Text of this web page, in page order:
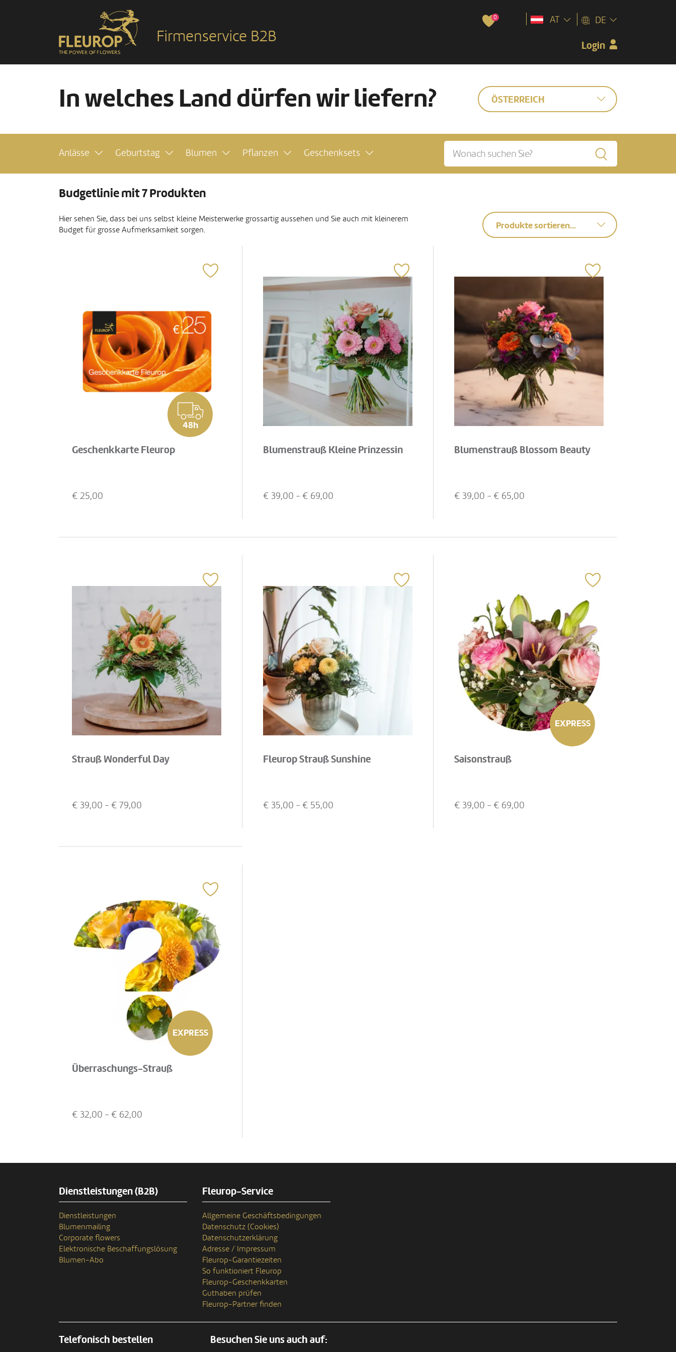
Firmenservice B2B
0
Login
AT DE
In welches Land dürfen wir liefern? ÖSTERREICH
Anlässe Geburtstag Blumen Pflanzen Geschenksets
Budgetlinie mit 7 Produkten
Hier sehen Sie, dass bei uns selbst kleine Meisterwerke grossartig aussehen und Sie auch mit kleinerem
Budget für grosse Aufmerksamkeit sorgen.
Produkte sortieren...
48h
Geschenkkarte Fleurop
€ 25,00
Blumenstrauß Kleine Prinzessin
€ 39,00 - € 69,00
Blumenstrauß Blossom Beauty
€ 39,00 - € 65,00
Strauß Wonderful Day
€ 39,00 - € 79,00
Fleurop Strauß Sunshine
€ 35,00 - € 55,00
EXPRESS
Saisonstrauß
€ 39,00 - € 69,00
EXPRESS
Überraschungs-Strauß
€ 32,00 - € 62,00
Dienstleistungen (B2B)
Dienstleistungen
Blumenmailing
Corporate flowers
Elektronische Beschaffungslösung
Blumen-Abo
Fleurop-Service
Allgemeine Geschäftsbedingungen
Datenschutz (Cookies)
Datenschutzerklärung
Adresse / Impressum
Fleurop-Garantiezeiten
So funktioniert Fleurop
Fleurop-Geschenkkarten
Guthaben prüfen
Fleurop-Partner finden
Telefonisch bestellen Besuchen Sie uns auch auf: